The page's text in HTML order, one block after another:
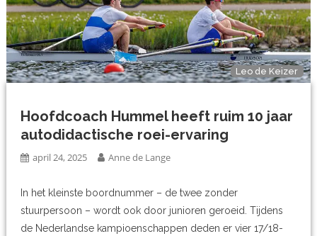
Leo de Keizer
Hoofdcoach Hummel heeft ruim 10 jaar
autodidactische roei-ervaring
april 24, 2025 Anne de Lange
In het kleinste boordnummer – de twee zonder
stuurpersoon – wordt ook door junioren geroeid. Tijdens
de Nederlandse kampioenschappen deden er vier 17/18-